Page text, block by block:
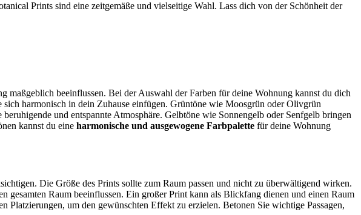
Prints sind eine zeitgemäße und vielseitige Wahl. Lass dich von der Schönheit der
maßgeblich beeinflussen. Bei der Auswahl der Farben für deine Wohnung kannst du dich
harmonisch in dein Zuhause einfügen. Grüntöne wie Moosgrün oder Olivgrün
und entspannte Atmosphäre. Gelbtöne wie Sonnengelb oder Senfgelb bringen
kannst du eine harmonische und ausgewogene Farbpalette für deine Wohnung
Die Größe des Prints sollte zum Raum passen und nicht zu überwältigend wirken.
gesamten Raum beeinflussen. Ein großer Print kann als Blickfang dienen und einen Raum
Platzierungen, um den gewünschten Effekt zu erzielen. Betonen Sie wichtige Passagen,